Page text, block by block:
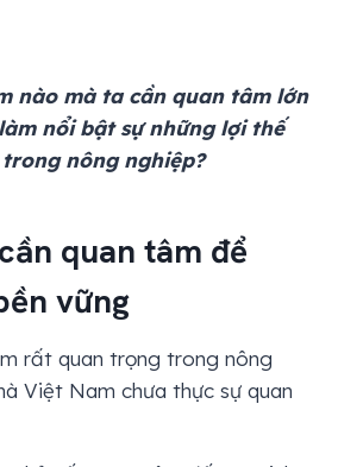
nào mà ta cần quan tâm lớn
nổi bật sự những lợi thế
nông nghiệp?
quan tâm để
vững
rất quan trọng trong nông
Việt Nam chưa thực sự quan